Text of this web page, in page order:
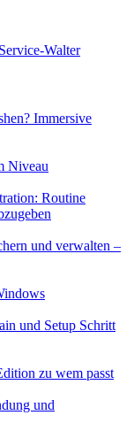
Immersive
Niveau
Routine
und verwalten –
und Setup Schritt
zu wem passt
und